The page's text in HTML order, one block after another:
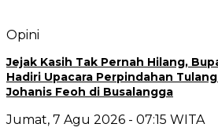
Opini
Jejak Kasih Tak Pernah Hilang,
Hadiri Upacara Perpindahan
Johanis Feoh di Busalangga
Jumat, 7 Agu 2026 - 07:15 WITA